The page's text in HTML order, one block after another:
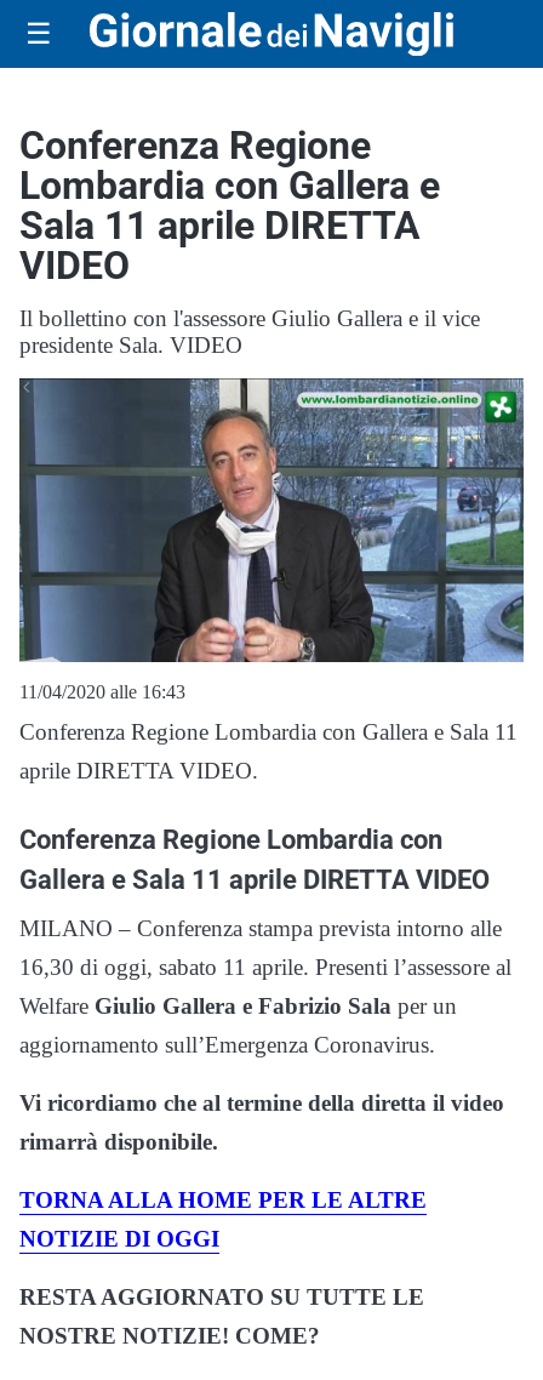
☰
Conferenza Regione
Lombardia con Gallera e
Sala 11 aprile DIRETTA
VIDEO
Il bollettino con l'assessore Giulio Gallera e il vice
presidente Sala. VIDEO
11/04/2020 alle 16:43
Conferenza Regione Lombardia con Gallera e Sala 11
aprile DIRETTA VIDEO.
Conferenza Regione Lombardia con
Gallera e Sala 11 aprile DIRETTA VIDEO
MILANO – Conferenza stampa prevista intorno alle
16,30 di oggi, sabato 11 aprile. Presenti l’assessore al
Welfare Giulio Gallera e Fabrizio Sala per un
aggiornamento sull’Emergenza Coronavirus.
Vi ricordiamo che al termine della diretta il video
rimarrà disponibile.
TORNA ALLA HOME PER LE ALTRE
NOTIZIE DI OGGI
RESTA AGGIORNATO SU TUTTE LE
NOSTRE NOTIZIE! COME?